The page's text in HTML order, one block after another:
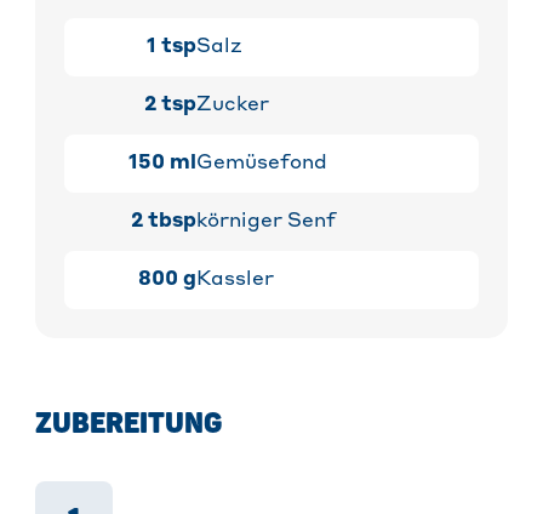
1 tspSalz
2 tspZucker
150 ml Gemüsefond
2 tbspkörniger Senf
800 g Kassler
ZUBEREITUNG